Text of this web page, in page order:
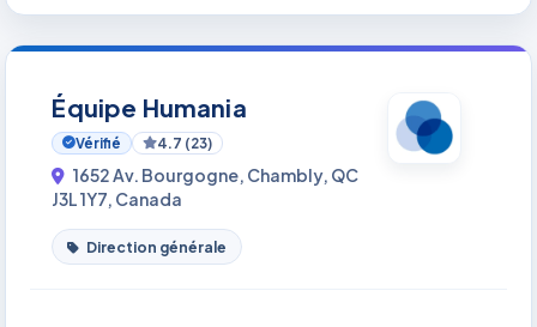
Équipe Humania
Vérifié 4.7 (23)
1652 Av. Bourgogne, Chambly, QC
J3L 1Y7, Canada
Direction générale